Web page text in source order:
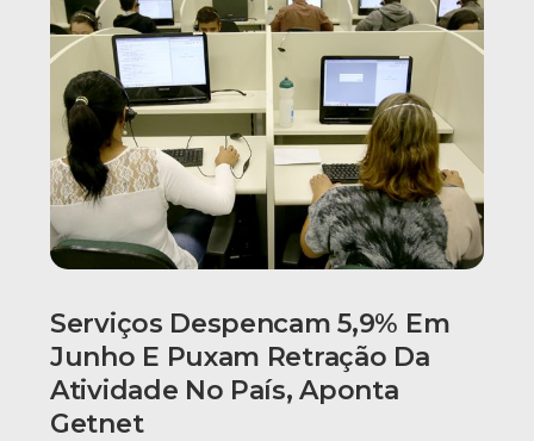
Serviços Despencam 5,9% Em
Junho E Puxam Retração Da
Atividade No País, Aponta
Getnet